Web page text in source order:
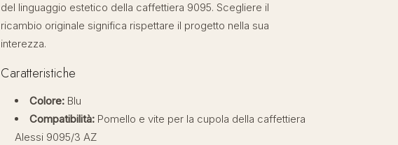
del linguaggio estetico della caffettiera 9095. Scegliere il
ricambio originale significa rispettare il progetto nella sua
interezza.
Caratteristiche
Colore: Blu
Compatibilità: Pomello e vite per la cupola della caffettiera
Alessi 9095/3 AZ